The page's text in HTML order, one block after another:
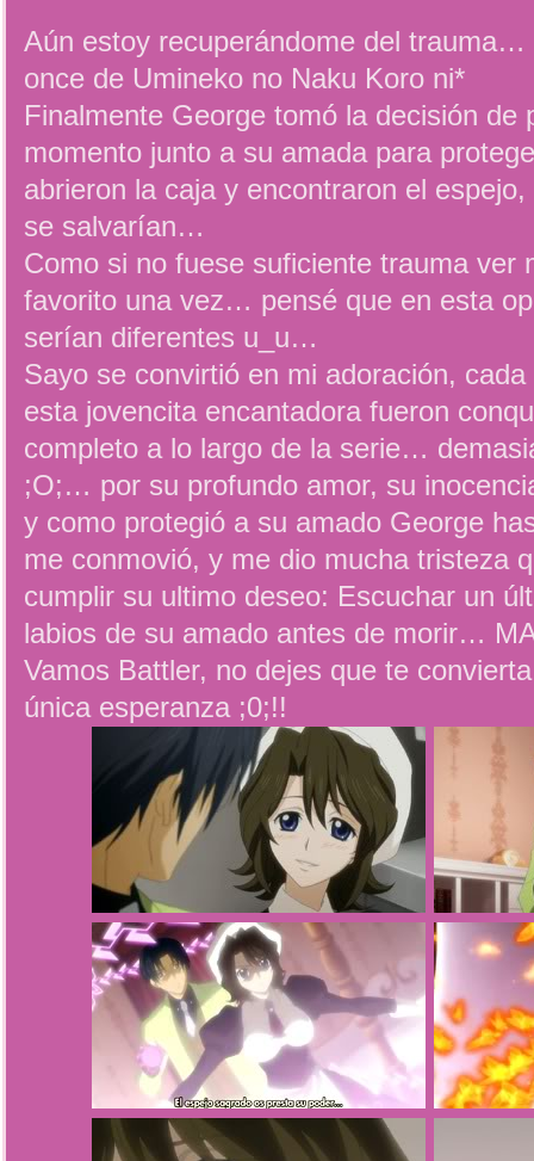
Aún estoy recuperándome del
once de Umineko no Naku Koro ni*
Finalmente George tomó la decisión de
momento junto a su amada para
abrieron la caja y encontraron el
se salvarían…
Como si no fuese suficiente trauma ver
favorito una vez… pensé que en esta
serían diferentes u_u…
Sayo se convirtió en mi adoración,
esta jovencita encantadora fueron
completo a lo largo de la serie…
;O;… por su profundo amor, su
y como protegió a su amado George
me conmovió, y me dio mucha tristeza
cumplir su ultimo deseo: Escuchar un
labios de su amado antes de morir…
Vamos Battler, no dejes que te
única esperanza ;0;!!